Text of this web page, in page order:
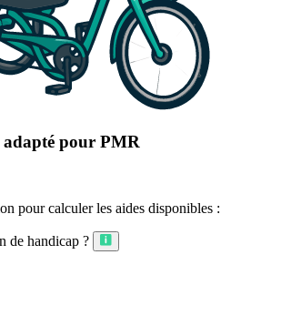
pour PMR
pour calculer les aides disponibles :
de handicap ?